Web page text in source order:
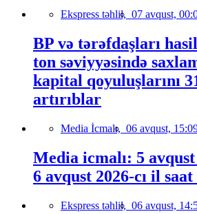
Ekspress təhlil, 07 avqust,
BP və tərəfdaşları
ton səviyyəsində
kapital qoyuluşlarını
artırıblar
Media İcmalı, 06 avqust,
Media icmalı: 5
6 avqust 2026-cı il
Ekspress təhlil, 06 avqust,